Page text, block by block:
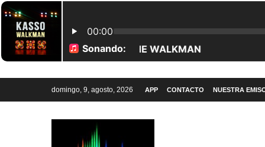
domingo, 9, agosto, 2026 APP CONTACTO NUESTRA